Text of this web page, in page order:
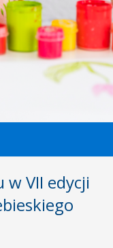
w VII edycji